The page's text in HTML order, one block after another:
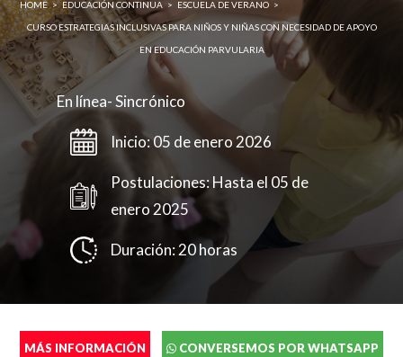
Enviar
HOME > EDUCACIÓN CONTINUA > ESCUELA DE VERANO >
CURSO ESTRATEGIAS INCLUSIVAS PARA NIÑOS Y NIÑAS CON NECESIDAD DE APOYO
EN EDUCACIÓN PARVULARIA
En línea- Sincrónico
Inicio: 05 de enero 2026
Postulaciones: Hasta el 05 de
enero 2025
Duración: 20 horas
MÁS INFORMACIÓN CONVERSEMOS POR WHATSAPP
Completa el siguente formulario y nos pondremos en
contacto contigo a la brevedad.
Cédula de identidad sin puntos ni guión (Ej:
18410112) *